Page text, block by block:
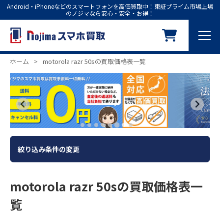
Android・iPhoneなどのスマートフォンを高価買取中！東証プライム市場上場
のノジマなら安心・安全・お得！
ホーム > motorola razr 50sの買取価格表一覧
絞り込み条件の変更
motorola razr 50sの買取価格表一
覧